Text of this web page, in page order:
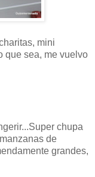
mini
que sea, me vuelvo
chupa
de
grandes,